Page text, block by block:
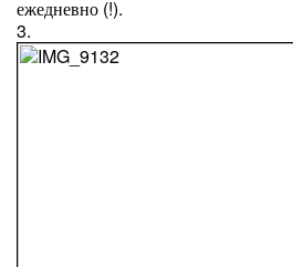
ежедневно (!).
3.